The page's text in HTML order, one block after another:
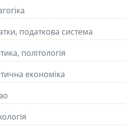
податкова система
політологія
економіка